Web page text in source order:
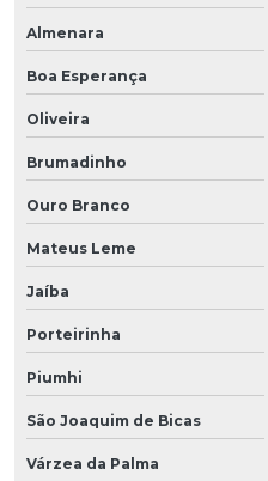
Almenara
Boa Esperança
Oliveira
Brumadinho
Ouro Branco
Mateus Leme
Jaíba
Porteirinha
Piumhi
São Joaquim de Bicas
Várzea da Palma